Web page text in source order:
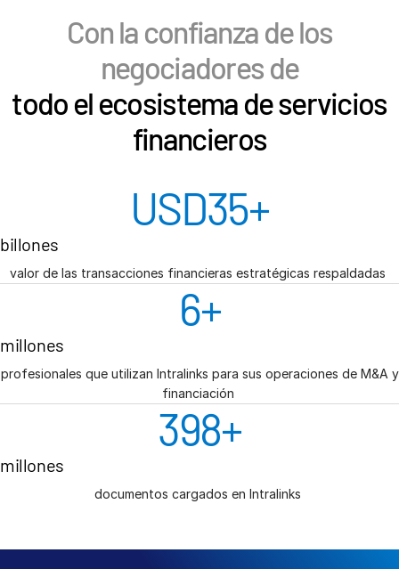
Con la confianza de los
negociadores de
todo el ecosistema de servicios
financieros
USD35+
billones
valor de las transacciones financieras estratégicas respaldadas
6+
millones
profesionales que utilizan Intralinks para sus operaciones de M&A y
financiación
400+
millones
documentos cargados en Intralinks